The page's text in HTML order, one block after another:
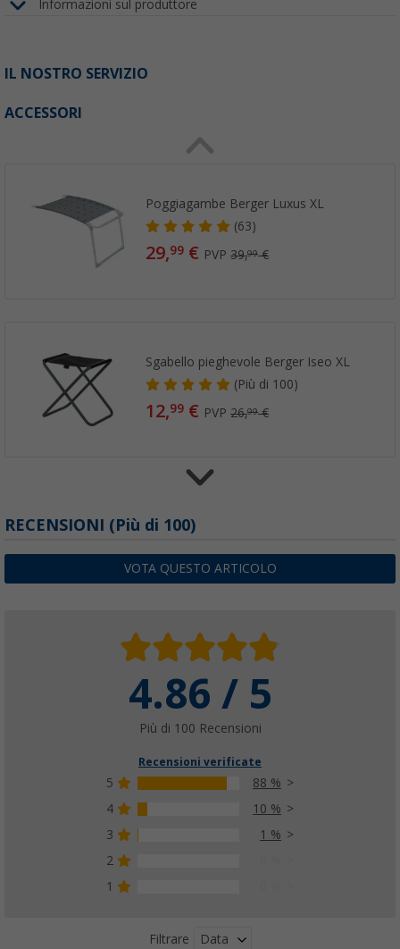
Informazioni sul produttore
IL NOSTRO SERVIZIO
ACCESSORI
Poggiagambe Berger Luxus XL
(63)
29,99 € PVP39,99€
Sgabello pieghevole Berger Iseo XL
(Più di 100)
12,99 € PVP26,99€
Poggiagambe Berger Iseo Luxus XL per
24,99€PVP 39,99€
Poggiatesta Berger Iseo per lettini e sedie
(40)
da5, 99 €PVP14,99
Tavolo da campeggio Berger Ivalo 2 115 x
RECENSIONI (Più di 100)
VOTA QUESTO ARTICOLO
4.86 / 5
Più di 100 Recensioni
Recensioni verificate
5
88 %
4
10 %
3
1 %
2
1
Filtrare Data